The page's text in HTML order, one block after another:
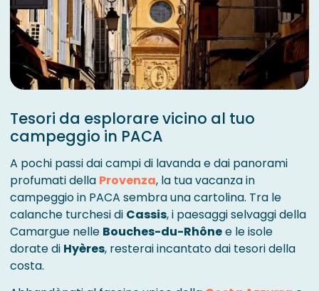
Tesori da esplorare vicino al tuo
campeggio in PACA
A pochi passi dai campi di lavanda e dai panorami
profumati della Provenza, la tua vacanza in
campeggio in PACA sembra una cartolina. Tra le
calanche turchesi di Cassis, i paesaggi selvaggi della
Camargue nelle Bouches-du-Rhônee le isole
dorate di Hyères, resterai incantato dai tesori della
costa.